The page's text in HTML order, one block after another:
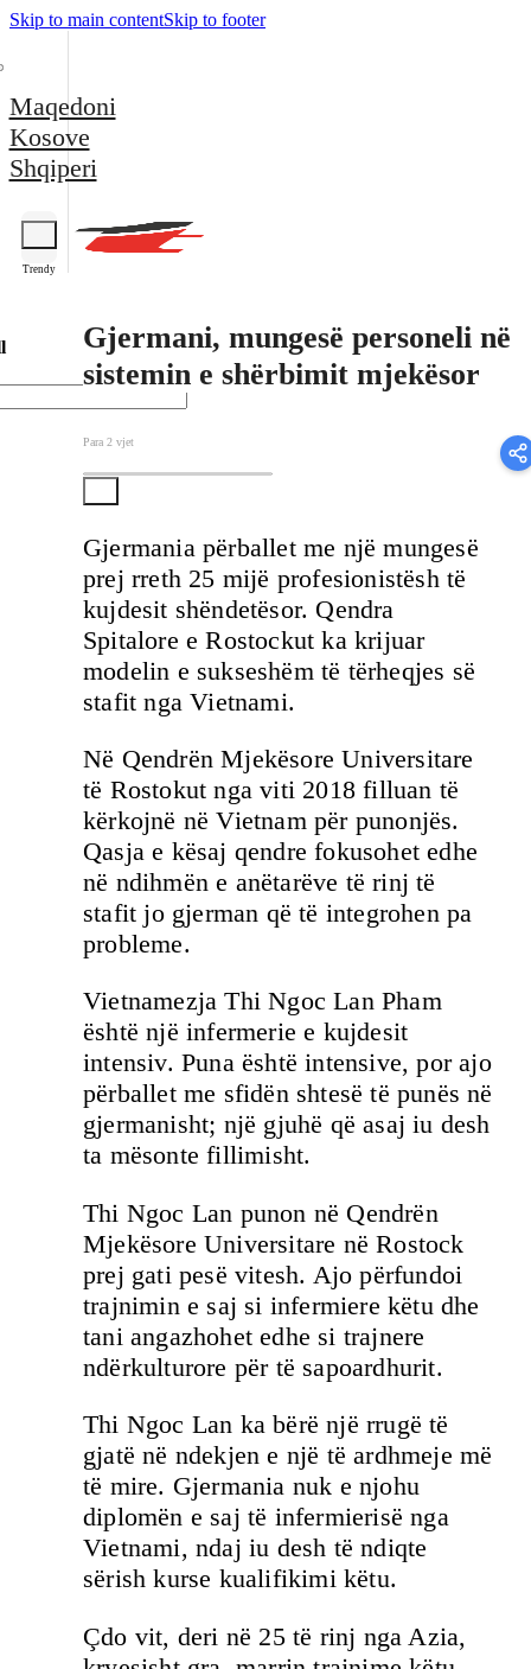
Skip to main contentSkip to footer
Maqedoni
Kosove
Shqiperi
Trendy
Gjermani, mungesë personeli në
sistemin e shërbimit mjekësor
Para 2 vjet
Gjermania përballet me një mungesë
prej rreth 25 mijë profesionistësh të
kujdesit shëndetësor. Qendra
Spitalore e Rostockut ka krijuar
modelin e sukseshëm të tërheqjes së
stafit nga Vietnami.
Në Qendrën Mjekësore Universitare
të Rostokut nga viti 2018 filluan të
kërkojnë në Vietnam për punonjës.
Qasja e kësaj qendre fokusohet edhe
në ndihmën e anëtarëve të rinj të
stafit jo gjerman që të integrohen pa
probleme.
Vietnamezja Thi Ngoc Lan Pham
është një infermerie e kujdesit
intensiv. Puna është intensive, por ajo
përballet me sfidën shtesë të punës në
gjermanisht; një gjuhë që asaj iu desh
ta mësonte fillimisht.
Thi Ngoc Lan punon në Qendrën
Mjekësore Universitare në Rostock
prej gati pesë vitesh. Ajo përfundoi
trajnimin e saj si infermiere këtu dhe
tani angazhohet edhe si trajnere
ndërkulturore për të sapoardhurit.
Thi Ngoc Lan ka bërë një rrugë të
gjatë në ndekjen e një të ardhmeje më
të mire. Gjermania nuk e njohu
diplomën e saj të infermierisë nga
Vietnami, ndaj iu desh të ndiqte
sërish kurse kualifikimi këtu.
Çdo vit, deri në 25 të rinj nga Azia,